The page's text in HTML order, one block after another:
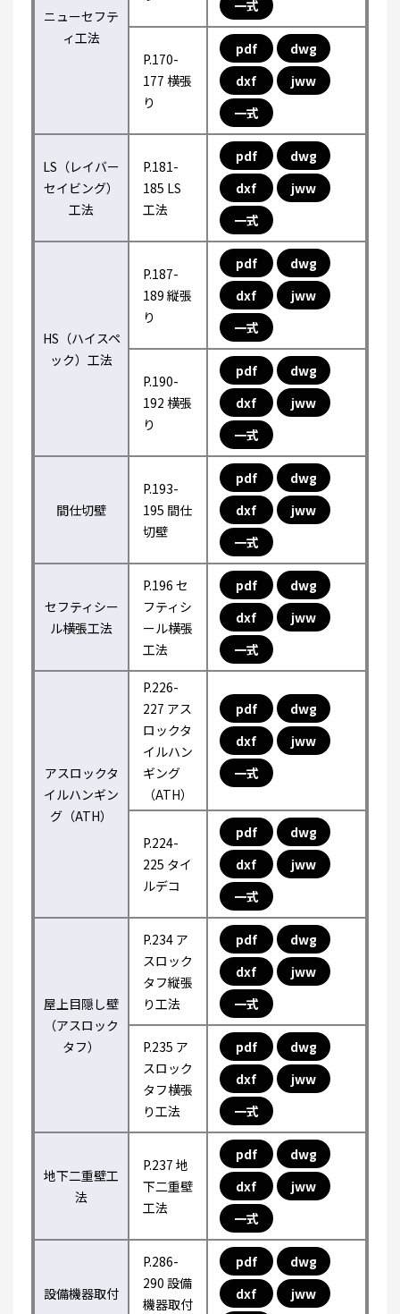
ニューセフテ
ィ工法
一式
P.170-
177 横張
り
pdf
dwg
dxf
jww
一式
LS（レイバー
セイビング）
工法
P.181-
185 LS
工法
pdf
dwg
dxf
jww
一式
HS（ハイスペ
ック）工法
P.187-
189 縦張
り
pdf
dwg
dxf
jww
一式
P.190-
192 横張
り
pdf
dwg
dxf
jww
一式
間仕切壁
P.193-
195 間仕
切壁
pdf
dwg
dxf
jww
一式
セフティシー
ル横張工法
P.196 セ
フティシ
ール横張
工法
pdf
dwg
dxf
jww
一式
アスロックタ
イルハンギン
グ（ATH）
P.226-
227 アス
ロックタ
イルハン
ギング
（ATH）
pdf
dwg
dxf
jww
一式
P.224-
225 タイ
ルデコ
pdf
dwg
dxf
jww
一式
屋上目隠し壁
（アスロック
タフ）
P.234 ア
スロック
タフ縦張
り工法
pdf
dwg
dxf
jww
一式
P.235 ア
スロック
タフ横張
り工法
pdf
dwg
dxf
jww
一式
地下二重壁工
法
P.237 地
下二重壁
工法
pdf
dwg
dxf
jww
一式
設備機器取付
P.286-
290 設備
機器取付
pdf
dwg
dxf
jww